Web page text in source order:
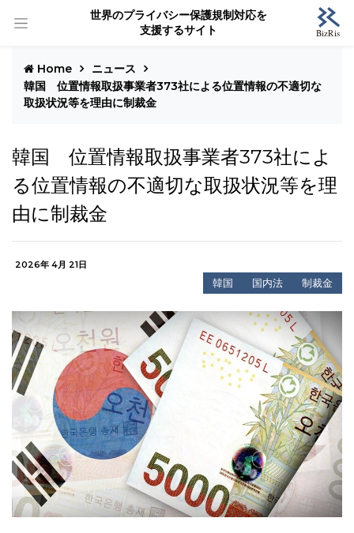
世界のプライバシー保護規制対応を
支援するサイト
Home
ニュース
韓国 位置情報取扱事業者373社による位置情報の不適切な
取扱状況等を理由に制裁金
韓国 位置情報取扱事業者373社によ
る位置情報の不適切な取扱状況等を理
由に制裁金
2026年 4月 21日
韓国 国内法 制裁金